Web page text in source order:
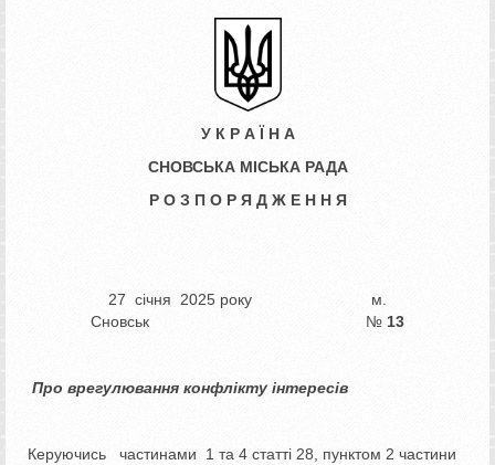
У К Р А Ї Н А
СНОВСЬКА МІСЬКА РАДА
Р О З П О Р Я Д Ж Е Н Н Я
27 січня 2025 року м.
Сновськ № 13
Про врегулювання конфлікту інтересів
Керуючись частинами 1 та 4 статті 28, пунктом 2 частини